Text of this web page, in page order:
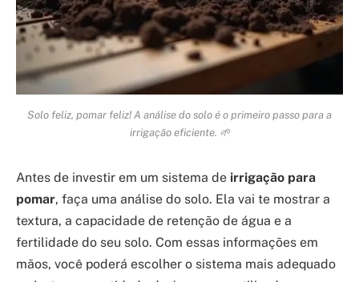
Solo feliz, pomar feliz! A análise do solo é o primeiro passo para a
irrigação eficiente. 🌱
Antes de investir em um sistema de irrigação para
pomar, faça uma análise do solo. Ela vai te mostrar a
textura, a capacidade de retenção de água e a
fertilidade do seu solo. Com essas informações em
mãos, você poderá escolher o sistema mais adequado